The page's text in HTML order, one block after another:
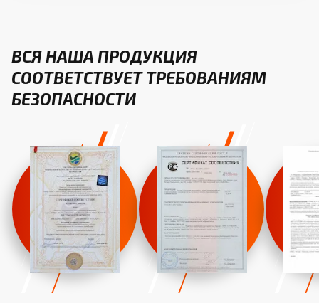
ВСЯ НАША ПРОДУКЦИЯ
СООТВЕТСТВУЕТ ТРЕБОВАНИЯМ
БЕЗОПАСНОСТИ